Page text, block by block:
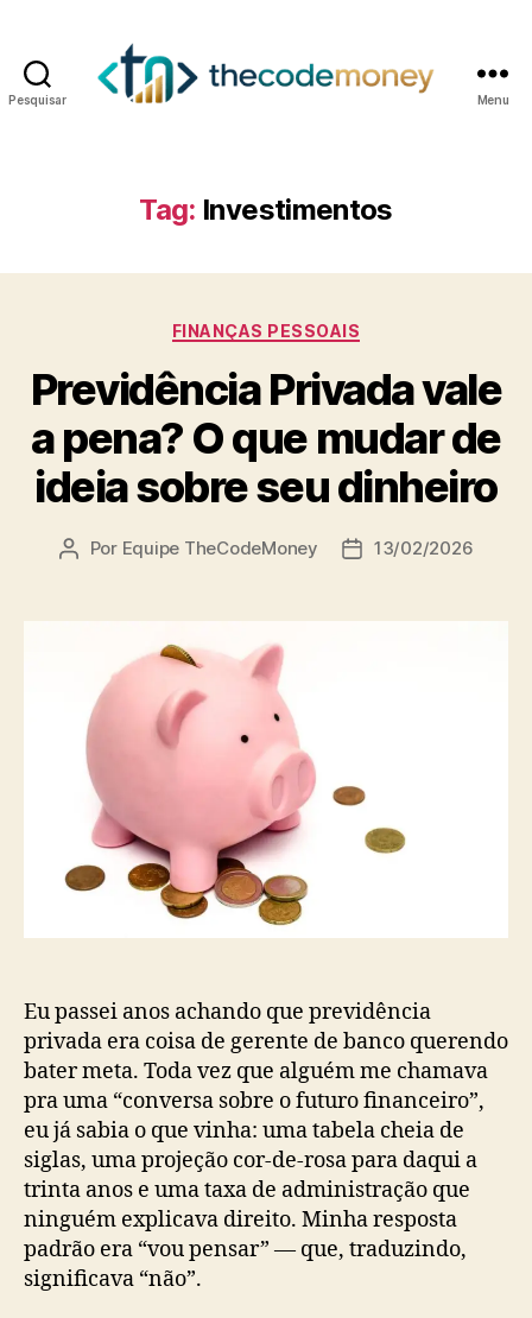
Pesquisar Menu
Tag: Investimentos
Categorias
FINANÇAS PESSOAIS
Previdência Privada vale
a pena? O que mudar de
ideia sobre seu dinheiro
Autor
Por Equipe TheCodeMoney
Data13/02/2026
Eu passei anos achando que previdência
privada era coisa de gerente de banco querendo
bater meta. Toda vez que alguém me chamava
pra uma “conversa sobre o futuro financeiro”,
eu já sabia o que vinha: uma tabela cheia de
siglas, uma projeção cor-de-rosa para daqui a
trinta anos e uma taxa de administração que
ninguém explicava direito. Minha resposta
padrão era “vou pensar” — que, traduzindo,
significava “não”.